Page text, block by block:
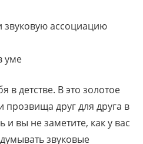
звуковую ассоциацию
уме
в детстве. В это золотое
друг для друга в
и вы не заметите, как у вас
звуковые